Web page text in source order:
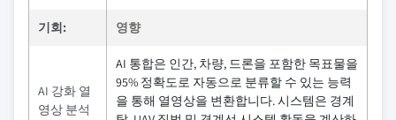
기회: 영향
AI 강화 열
영상 분석
AI 통합은 인간, 차량, 드론을 포함한 목표물을
95% 정확도로 자동으로 분류할 수 있는 능력
을 통해 열영상을 변환합니다. 시스템은 경계